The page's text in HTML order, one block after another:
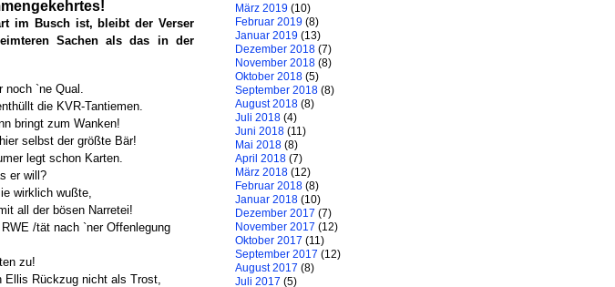
im Busch ist, bleibt der Verser
Sachen als das in der
noch `ne Qual.
die KVR-Tantiemen.
bringt zum Wanken!
selbst der größte Bär!
legt schon Karten.
er will?
wirklich wußte,
all der bösen Narretei!
/tät nach `ner Offenlegung
zu!
Ellis Rückzug nicht als Trost,
März 2019 (10)
Februar 2019 (8)
Januar 2019 (13)
Dezember 2018 (7)
November 2018 (8)
Oktober 2018 (5)
September 2018 (8)
August 2018 (8)
Juli 2018 (4)
Juni 2018 (11)
Mai 2018 (8)
April 2018 (7)
März 2018 (12)
Februar 2018 (8)
Januar 2018 (10)
Dezember 2017 (7)
November 2017 (12)
Oktober 2017 (11)
September 2017 (12)
August 2017 (8)
Juli 2017 (5)